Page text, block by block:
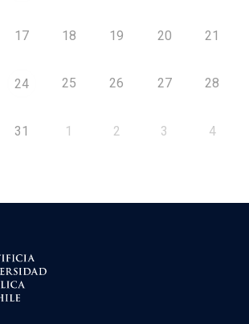
17 18 19 20 21
24 25 26 27 28
31 1 2 3 4